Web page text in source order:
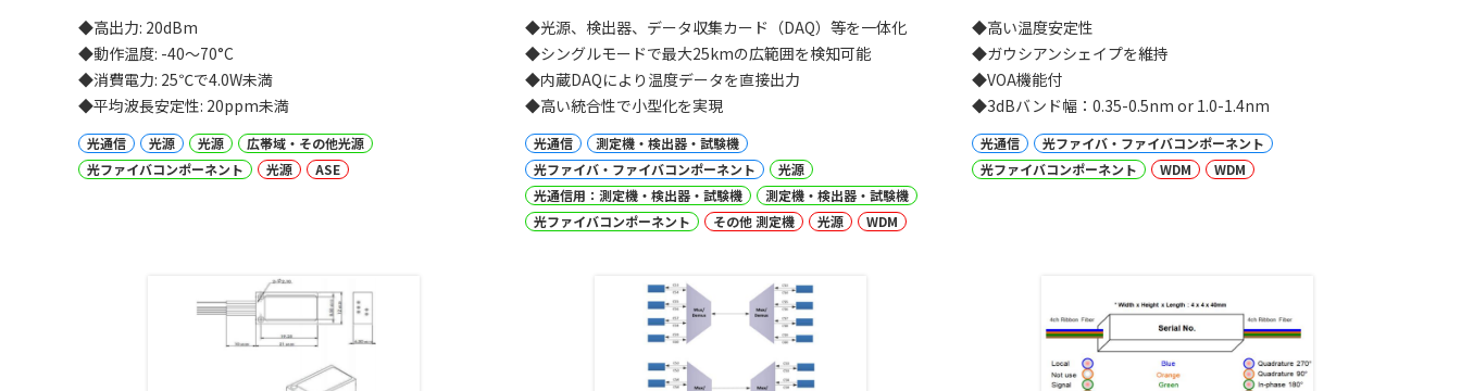
◆高出力: 20dBm
◆動作温度: -40〜70°C
◆消費電力: 25℃で4.0W未満
◆平均波長安定性: 20ppm未満
光通信 光源 光源
広帯域・その他光源
光ファイバコンポーネント
光源 ASE
◆光源、検出器、データ収集カード（DAQ）等を一体化
◆シングルモードで最大25kmの広範囲を検知可能
◆内蔵DAQにより温度データを直接出力
◆高い統合性で小型化を実現
光通信
測定機・検出器・試験機
光ファイバ・ファイバコンポーネント
光源
光通信用：測定機・検出器・試験機
測定機・検出器・試験機
光ファイバコンポーネント
その他 測定機 光源 WDM
◆高い温度安定性
◆ガウシアンシェイプを維持
◆VOA機能付
◆3dBバンド幅：0.35-0.5nm or 1.0-1.4nm
光通信
光ファイバ・ファイバコンポーネント
光ファイバコンポーネント
WDM WDM